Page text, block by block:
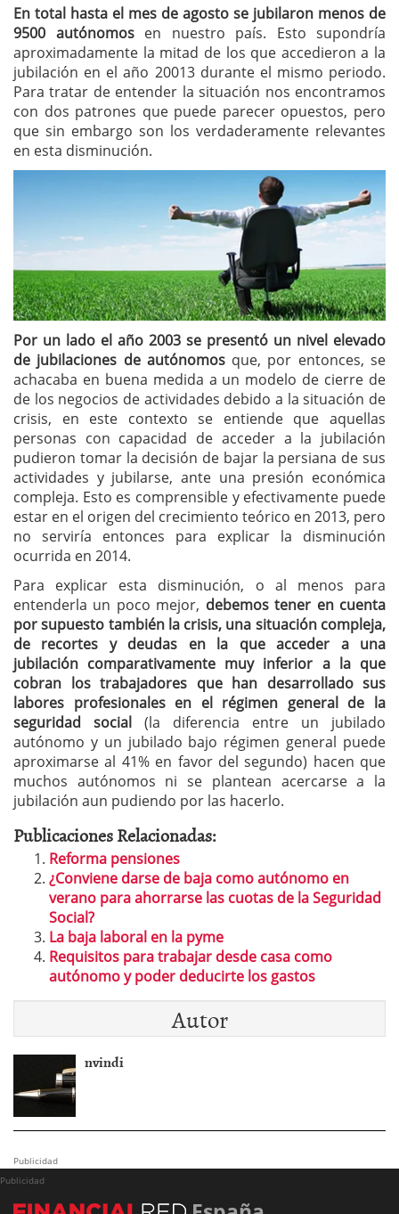
En total hasta el mes de agosto se jubilaron menos de
9500 autónomosen nuestro país. Esto supondría
aproximadamente la mitad de los que accedieron a la
jubilación en el año 20013 durante el mismo periodo.
Para tratar de entender la situación nos encontramos
con dos patrones que puede parecer opuestos, pero
que sin embargo son los verdaderamente relevantes
en esta disminución.
Por un lado el año 2003 se presentó un nivel elevado
de jubilaciones de autónomosque, por entonces, se
achacaba en buena medida a un modelo de cierre de
de los negocios de actividades debido a la situación de
crisis, en este contexto se entiende que aquellas
personas con capacidad de acceder a la jubilación
pudieron tomar la decisión de bajar la persiana de sus
actividades y jubilarse, ante una presión económica
compleja. Esto es comprensible y efectivamente puede
estar en el origen del crecimiento teórico en 2013, pero
no serviría entonces para explicar la disminución
ocurrida en 2014.
Para explicar esta disminución, o al menos para
entenderla un poco mejor, debemos tener en cuenta
por supuesto también la crisis, una situación compleja,
de recortes y deudas en la que acceder a una
jubilación comparativamente muy inferior a la que
cobran los trabajadores que han desarrollado sus
labores profesionales en el régimen general de la
seguridad social (la diferencia entre un jubilado
autónomo y un jubilado bajo régimen general puede
aproximarse al 41% en favor del segundo) hacen que
muchos autónomos ni se plantean acercarse a la
jubilación aun pudiendo por las hacerlo.
Publicaciones Relacionadas:
Reforma pensiones
¿Conviene darse de baja como autónomo en
verano para ahorrarse las cuotas de la Seguridad
Social?
La baja laboral en la pyme
Requisitos para trabajar desde casa como
autónomo y poder deducirte los gastos
Autor
nvindi
Publicidad
Publicidad